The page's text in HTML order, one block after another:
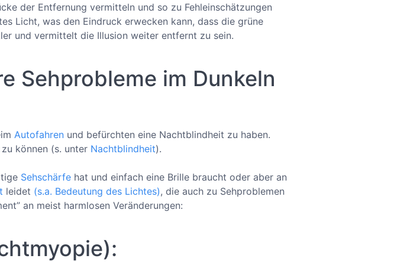
der Entfernung vermitteln und so zu Fehleinschätzungen
Licht, was den Eindruck erwecken kann, dass die grüne
und vermittelt die Illusion weiter entfernt zu sein.
Sehprobleme im Dunkeln
Autofahren und befürchten eine Nachtblindheit zu haben.
können (s. unter Nachtblindheit).
Sehschärfe hat und einfach eine Brille braucht oder aber an
leidet (s.a. Bedeutung des Lichtes), die auch zu Sehproblemen
an meist harmlosen Veränderungen: